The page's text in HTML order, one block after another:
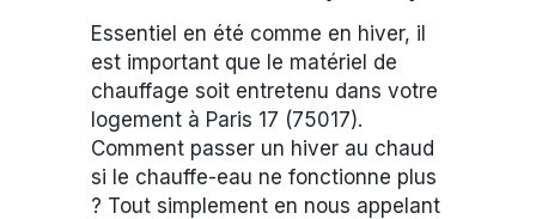
Essentiel en été comme en hiver, il
est important que le matériel de
chauffage soit entretenu dans votre
logement à Paris 17 (75017).
Comment passer un hiver au chaud
si le chauffe-eau ne fonctionne plus
? Tout simplement en nous appelant